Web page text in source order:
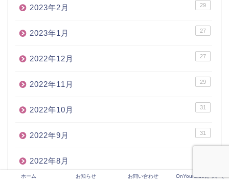
2023年2月 29
2023年1月 27
2022年12月 27
2022年11月 29
2022年10月 31
2022年9月 31
2022年8月
ホーム お知らせ お問い合わせ OnYourSideについて